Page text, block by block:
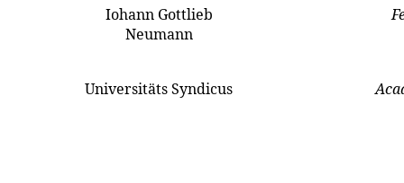
Iohann Gottlieb
Neumann
Universitäts Syndicus